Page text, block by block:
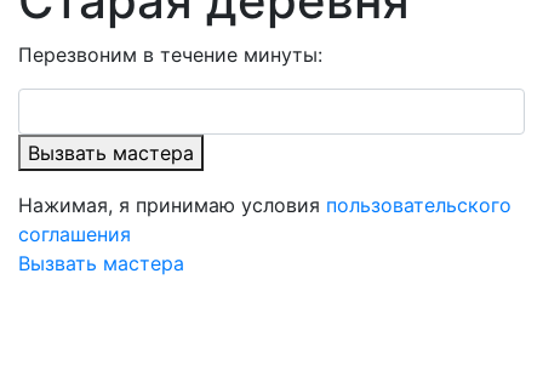
Перезвоним в течение минуты:
Вызвать мастера
Нажимая, я принимаю условия пользовательского
соглашения
Вызвать мастера